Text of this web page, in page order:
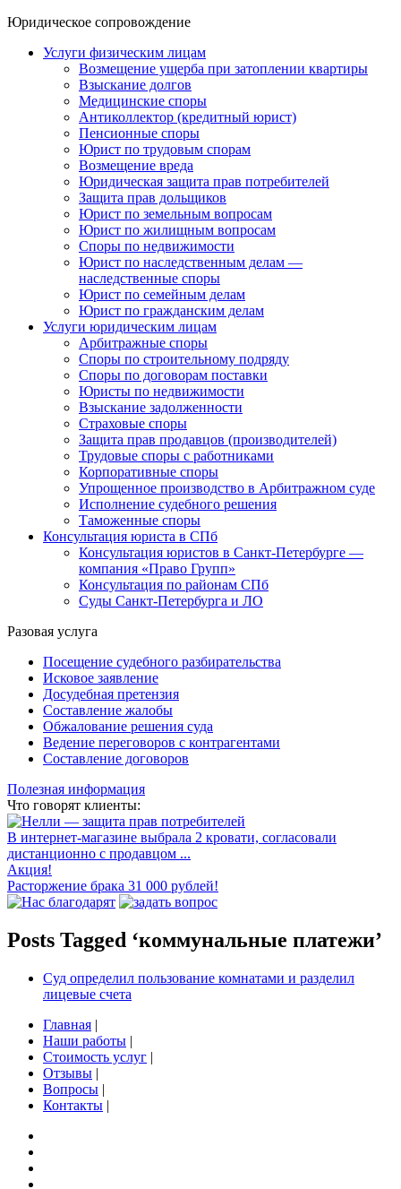
Юридическое сопровождение
Услуги физическим лицам
Возмещение ущерба при затоплении квартиры
Взыскание долгов
Медицинские споры
Антиколлектор (кредитный юрист)
Пенсионные споры
Юрист по трудовым спорам
Возмещение вреда
Юридическая защита прав потребителей
Защита прав дольщиков
Юрист по земельным вопросам
Юрист по жилищным вопросам
Споры по недвижимости
Юрист по наследственным делам —
наследственные споры
Юрист по семейным делам
Юрист по гражданским делам
Услуги юридическим лицам
Арбитражные споры
Споры по строительному подряду
Споры по договорам поставки
Юристы по недвижимости
Взыскание задолженности
Страховые споры
Защита прав продавцов (производителей)
Трудовые споры с работниками
Корпоративные споры
Упрощенное производство в Арбитражном суде
Исполнение судебного решения
Таможенные споры
Консультация юриста в СПб
Консультация юристов в Санкт-Петербурге —
компания «Право Групп»
Консультация по районам СПб
Суды Санкт-Петербурга и ЛО
Разовая услуга
Посещение судебного разбирательства
Исковое заявление
Досудебная претензия
Составление жалобы
Обжалование решения суда
Ведение переговоров с контрагентами
Составление договоров
Полезная информация
Что говорят клиенты:
В интернет-магазине выбрала 2 кровати, согласовали
дистанционно с продавцом ...
Акция!
Расторжение брака 31 000 рублей!
Posts Tagged ‘коммунальные платежи’
Суд определил пользование комнатами и разделил
лицевые счета
Главная |
Наши работы |
Стоимость услуг |
Отзывы |
Вопросы |
Контакты |